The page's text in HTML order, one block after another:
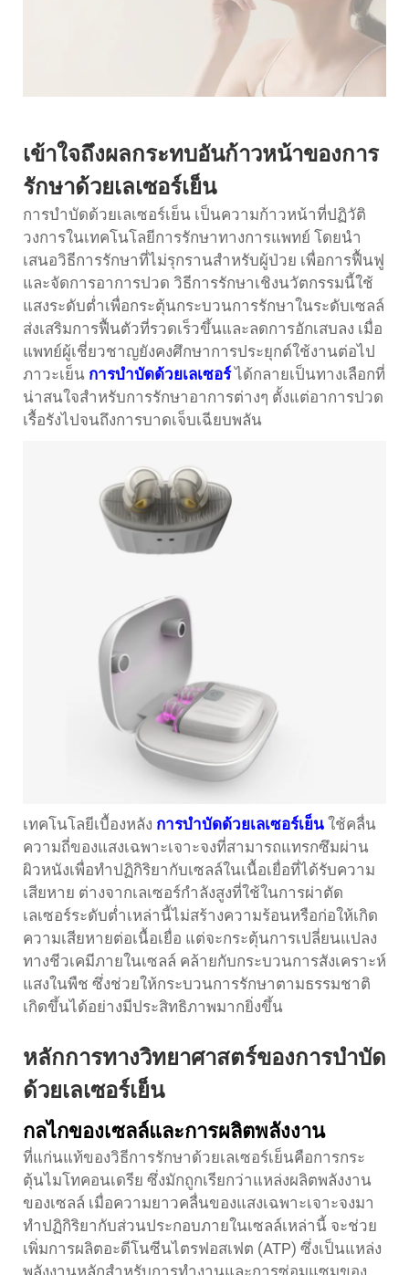
เข้าใจถึงผลกระทบอันก้าวหน้าของการ
รักษาด้วยเลเซอร์เย็น
การบำบัดด้วยเลเซอร์เย็น เป็นความก้าวหน้าที่ปฏิวัติ
วงการในเทคโนโลยีการรักษาทางการแพทย์ โดยนำ
เสนอวิธีการรักษาที่ไม่รุกรานสำหรับผู้ป่วย เพื่อการฟื้นฟู
และจัดการอาการปวด วิธีการรักษาเชิงนวัตกรรมนี้ใช้
แสงระดับต่ำเพื่อกระตุ้นกระบวนการรักษาในระดับเซลล์
ส่งเสริมการฟื้นตัวที่รวดเร็วขึ้นและลดการอักเสบลง เมื่อ
แพทย์ผู้เชี่ยวชาญยังคงศึกษาการประยุกต์ใช้งานต่อไป
ภาวะเย็น การบำบัดด้วยเลเซอร์ได้กลายเป็นทางเลือกที่
น่าสนใจสำหรับการรักษาอาการต่างๆ ตั้งแต่อาการปวด
เรื้อรังไปจนถึงการบาดเจ็บเฉียบพลัน
เทคโนโลยีเบื้องหลัง การบำบัดด้วยเลเซอร์เย็น ใช้คลื่น
ความถี่ของแสงเฉพาะเจาะจงที่สามารถแทรกซึมผ่าน
ผิวหนังเพื่อทำปฏิกิริยากับเซลล์ในเนื้อเยื่อที่ได้รับความ
เสียหาย ต่างจากเลเซอร์กำลังสูงที่ใช้ในการผ่าตัด
เลเซอร์ระดับต่ำเหล่านี้ไม่สร้างความร้อนหรือก่อให้เกิด
ความเสียหายต่อเนื้อเยื่อ แต่จะกระตุ้นการเปลี่ยนแปลง
ทางชีวเคมีภายในเซลล์ คล้ายกับกระบวนการสังเคราะห์
แสงในพืช ซึ่งช่วยให้กระบวนการรักษาตามธรรมชาติ
เกิดขึ้นได้อย่างมีประสิทธิภาพมากยิ่งขึ้น
หลักการทางวิทยาศาสตร์ของการบำบัด
ด้วยเลเซอร์เย็น
กลไกของเซลล์และการผลิตพลังงาน
ที่แก่นแท้ของวิธีการรักษาด้วยเลเซอร์เย็นคือการกระ
ตุ้นไมโทคอนเดรีย ซึ่งมักถูกเรียกว่าแหล่งผลิตพลังงาน
ของเซลล์ เมื่อความยาวคลื่นของแสงเฉพาะเจาะจงมา
ทำปฏิกิริยากับส่วนประกอบภายในเซลล์เหล่านี้ จะช่วย
เพิ่มการผลิตอะดีโนซีนไตรฟอสเฟต (ATP) ซึ่งเป็นแหล่ง
พลังงานหลักสำหรับการทำงานและการซ่อมแซมของ